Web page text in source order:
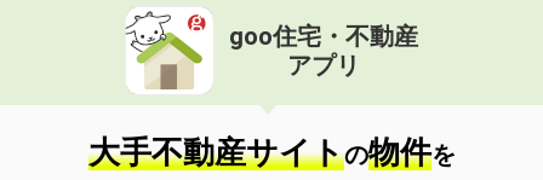
goo住宅・不動産
アプリ
大手不動産サイトの物件を